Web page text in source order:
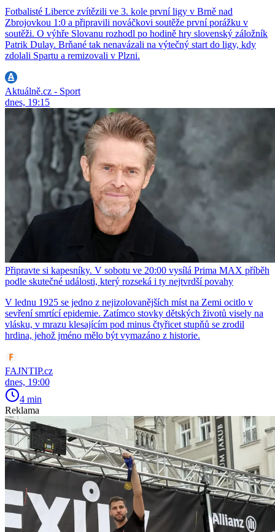
Fotbalisté Liberce zvítězili ve 3. kole první ligy v Brně nad
Zbrojovkou 1:0 a připravili nováčkovi soutěže první porážku v
soutěži. O výhře Slovanu rozhodl po hodině hry slovenský záložník
Patrik Dulay. Brňané tak nenavázali na výtečný start do ligy, kdy
zdolali Spartu a remizovali v Plzni.
Aktuálně.cz - Sport
dnes, 19:15
Připravte si kapesníky. V sobotu ve 20:00 vysílá Prima MAX příběh
podle skutečné události, který rozseká i ty nejtvrdší povahy
V lednu 1925 se jedno z nejizolovanějších míst na Zemi ocitlo v
sevření smrtící epidemie. Zatímco stovky dětských životů visely na
vlásku, v mrazu klesajícím pod minus čtyřicet stupňů se zrodil
hrdina, jehož jméno mělo být vymazáno z historie.
FAJNTIP.cz
dnes, 19:00
4 min
Reklama